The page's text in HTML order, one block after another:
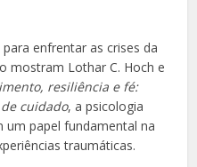
enfrentar as crises da
mostram Lothar C. Hoch e
resiliência e fé:
cuidado, a psicologia
papel fundamental na
traumáticas.